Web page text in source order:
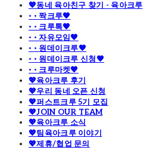
💖동네 육아친구 찾기 - 육아크루
· · 짝크루🧡
· · 크루톡🧡
· · 자유모임🧡
· · 원데이크루🧡
· · 원데이크루 신청🧡
· · 크루마켓🧡
💖육아크루 후기
💖우리 동네 오픈 신청
💖퍼스트크루 5기 모집
💖JOIN OUR TEAM
💖육아크루 소식
💖팀육아크루 이야기
💖제휴/협업 문의